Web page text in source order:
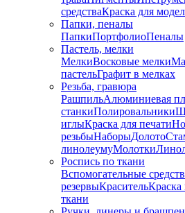
средстваКраска для
Папки, пеналы
ПапкиПортфолиоПеналы
Пастель, мелки
МелкиВосковые мелки
пастельГрафит в мелках
Резьба, гравюра
РашпильАлюминиевая
станкиПолировальники
иглыКраска для печати
резьбыНаборыДолото
линолеумуМолотки
Роспись по ткани
Вспомогательные
резервыКрасительКраска
ткани